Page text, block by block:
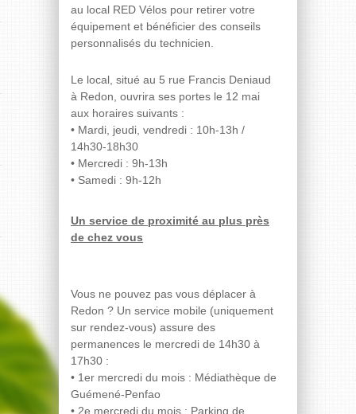
au local RED Vélos pour retirer votre
équipement et bénéficier des conseils
personnalisés du technicien.
Le local, situé au 5 rue Francis Deniaud
à Redon, ouvrira ses portes le 12 mai
aux horaires suivants :
• Mardi, jeudi, vendredi : 10h-13h /
14h30-18h30
• Mercredi : 9h-13h
• Samedi : 9h-12h
Un service de proximité au plus près
de chez vous
Vous ne pouvez pas vous déplacer à
Redon ? Un service mobile (uniquement
sur rendez-vous) assure des
permanences le mercredi de 14h30 à
17h30 :
• 1er mercredi du mois : Médiathèque de
Guémené-Penfao
• 2e mercredi du mois : Parking de